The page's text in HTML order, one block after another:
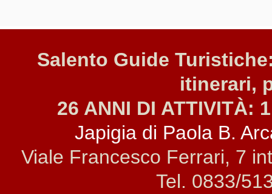
Salento Guide
itinerari,
26 ANNI DI ATTIVITÀ:
Japigia di Paola B.
Viale Francesco Ferrari, 7
Tel. 0833/